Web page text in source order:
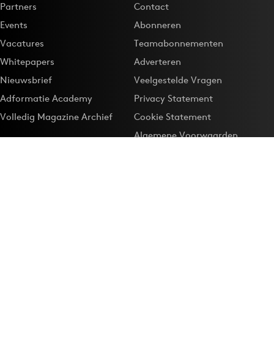
Partners
Events
Vacatures
Whitepapers
Nieuwsbrief
Adformatie Academy
Volledig Magazine Archief
Contact
Abonneren
Teamabonnementen
Adverteren
Veelgestelde Vragen
Privacy Statement
Cookie Statement
Algemene Voorwaarden